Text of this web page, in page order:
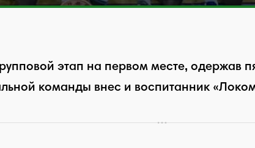
этап на первом месте, одержав
команды внес и воспитанник